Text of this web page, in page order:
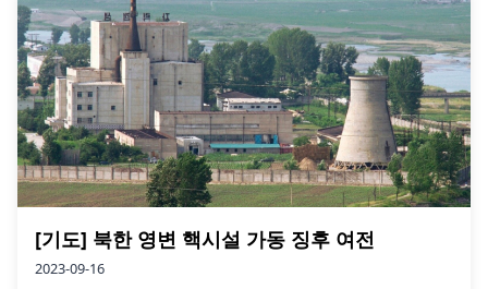
[기도] 북한 영변 핵시설 가동 징후 여전
2023-09-16